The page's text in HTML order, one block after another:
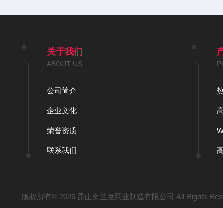
关于我们
ABOUT US
公司简介
企业文化
荣誉资质
联系我们
版权所有© 2026 昆山奥兰克泵业制造有限公司 All Rights